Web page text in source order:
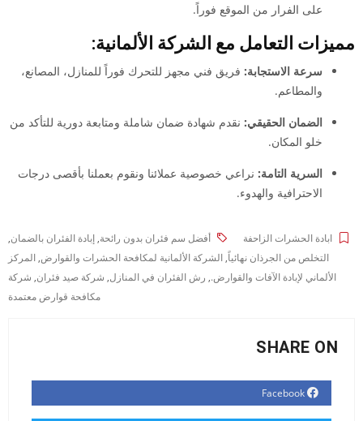
على الفرار من الموقع فوراً.
مميزات التعامل مع الشركة الألمانية:
سرعة الاستجابة: فريق فني مجهز للتحرك فوراً للمنازل، المصانع،
والمطاعم.
الضمان الحقيقي: نقدم شهادة ضمان شاملة ومتابعة دورية للتأكد من
خلو المكان.
السرية التامة: نراعي خصوصية عملائنا ونقوم بعملنا بأقصى درجات
الاحترافية والهدوء.
ابادة الحشرات الزاحفة أفضل سم فئران بدون رائحة, إبادة الفئران بالضمان,
التخلص من الجرذان نهائياً, الشركة الألمانية لمكافحة الحشرات والقوارض, المركز
الألماني لإبادة الآفات والقوارض., رش الفئران في المنازل, شركة صيد فئران, شركة
مكافحة قوارض معتمدة
SHARE ON